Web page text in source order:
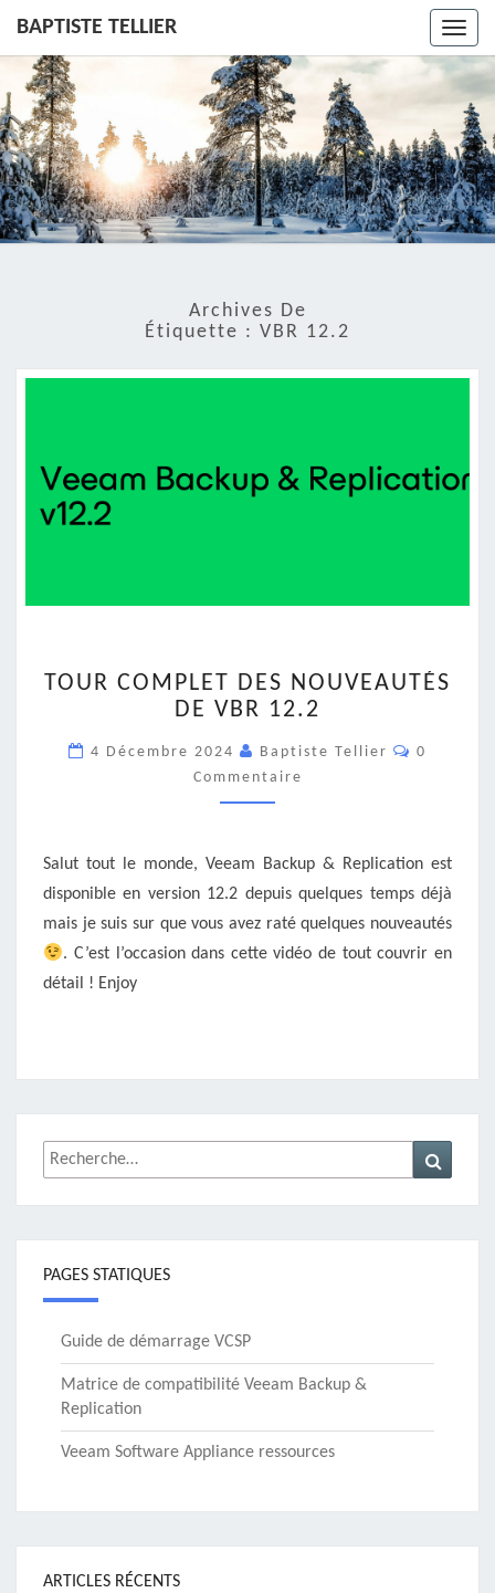
BAPTISTE TELLIER
Archives De
Étiquette : VBR 12.2
COMPLET
DES
DE
VBR
12.2
TOUR COMPLET DES NOUVEAUTÉS
DE VBR 12.2
4 Décembre 2024 Baptiste Tellier
0
Commentaire
Salut tout le monde, Veeam Backup & Replication est
disponible en version 12.2 depuis quelques temps déjà
mais je suis sur que vous avez raté quelques nouveautés
. C’est l’occasion dans cette vidéo de tout couvrir en
détail ! Enjoy
Rechercher :
PAGES STATIQUES
Guide de démarrage VCSP
Matrice de compatibilité Veeam Backup &
Replication
Veeam Software Appliance ressources
ARTICLES RÉCENTS